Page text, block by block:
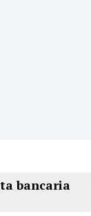
bancaria